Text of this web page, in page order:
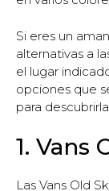
Si eres un
alternativas a
el lugar
opciones que
para
1. Vans
Las Vans Old